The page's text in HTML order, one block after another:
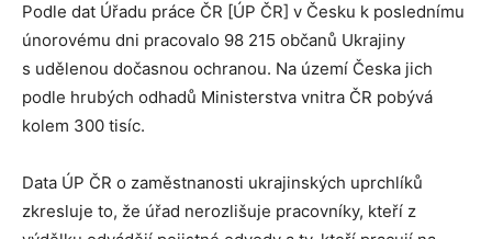
Podle dat Úřadu práce ČR [ÚP ČR] v Česku k poslednímu
únorovému dni pracovalo 98 215 občanů Ukrajiny
s udělenou dočasnou ochranou. Na území Česka jich
podle hrubých odhadů Ministerstva vnitra ČR pobývá
kolem 300 tisíc.
Data ÚP ČR o zaměstnanosti ukrajinských uprchlíků
zkresluje to, že úřad nerozlišuje pracovníky, kteří z